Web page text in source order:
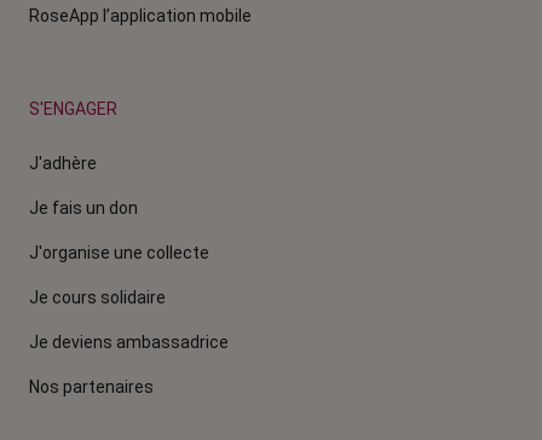
RoseApp l’application mobile
S'ENGAGER
J'adhère
Je fais un don
J'organise une collecte
Je cours solidaire
Je deviens ambassadrice
Nos partenaires